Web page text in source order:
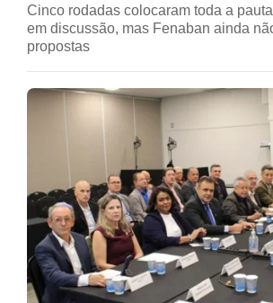
Cinco rodadas colocaram toda a
em discussão, mas Fenaban ainda
propostas